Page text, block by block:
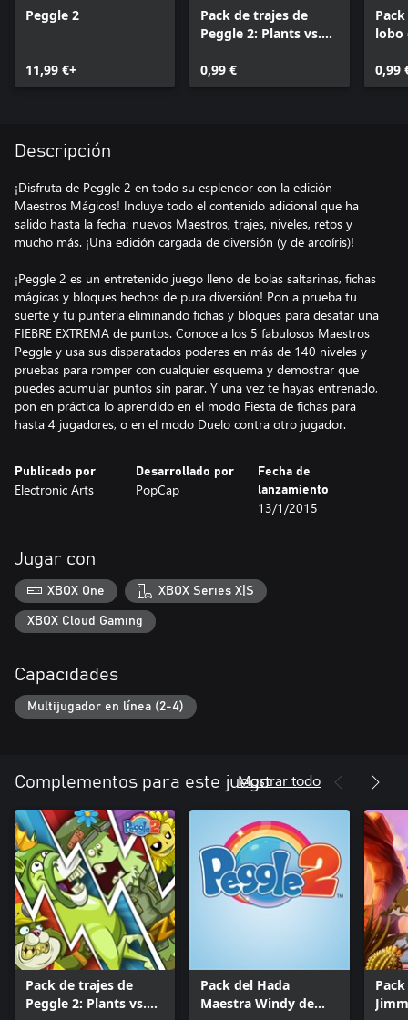
Peggle 2
11,99 €+
Pack de trajes de
Peggle 2: Plants vs.
Warfare
0,99 €
lobo
0,99
Descripción
¡Disfruta de Peggle 2 en todo su esplendor con la edición
Maestros Mágicos! Incluye todo el contenido adicional que ha
salido hasta la fecha: nuevos Maestros, trajes, niveles, retos y
mucho más. ¡Una edición cargada de diversión (y de arcoíris)!
¡Peggle 2 es un entretenido juego lleno de bolas saltarinas, fichas
mágicas y bloques hechos de pura diversión! Pon a prueba tu
suerte y tu puntería eliminando fichas y bloques para desatar una
FIEBRE EXTREMA de puntos. Conoce a los 5 fabulosos Maestros
Peggle y usa sus disparatados poderes en más de 140 niveles y
pruebas para romper con cualquier esquema y demostrar que
puedes acumular puntos sin parar. Y una vez te hayas entrenado,
pon en práctica lo aprendido en el modo Fiesta de fichas para
hasta 4 jugadores, o en el modo Duelo contra otro jugador.
Publicado por
Electronic Arts
Desarrollado por
PopCap
Fecha de
lanzamiento
13/1/2015
Jugar con
XBOX One XBOX Series X|S
XBOX Cloud Gaming
Capacidades
Multijugador en línea (2-4)
Complementos para este juegoMostrar todo
Pack de trajes de
Peggle 2: Plants vs.
Pack del Hada
Maestra Windy de